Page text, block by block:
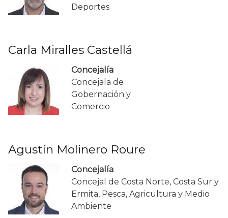
Deportes
Carla Miralles Castellá
Concejalía
Concejala de
Gobernación y
Comercio
Agustín Molinero Roure
Concejalía
Concejal de Costa Norte, Costa Sur y
Ermita, Pesca, Agricultura y Medio
Ambiente